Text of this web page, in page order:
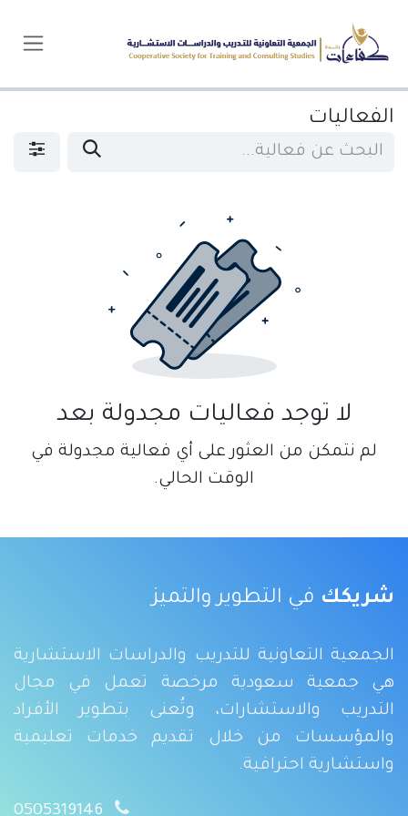
الفعاليات
لا توجد فعاليات مجدولة بعد
لم نتمكن من العثور على أي فعالية مجدولة في
الوقت الحالي.
شريكك في التطوير والتميز
الجمعية التعاونية للتدريب والدراسات الاستشارية
هي جمعية سعودية مرخصة تعمل في مجال
التدريب والاستشارات، وتُعنى بتطوير الأفراد
والمؤسسات من خلال تقديم خدمات تعليمية
واستشارية احترافية.
0505319146